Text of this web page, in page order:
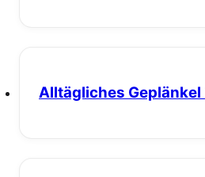
Alltägliches Geplänkel